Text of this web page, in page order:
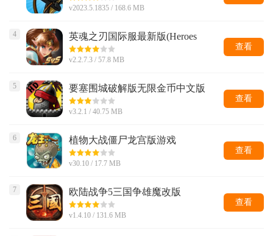
v2023.5.1835 / 168.6 MB
4
英魂之刃国际服最新版(Heroes
Evolved)
v2.2.7.3 / 57.8 MB
查看
5 要塞围城破解版无限金币中文版
v3.2.1 / 40.75 MB
查看
6 植物大战僵尸龙宫版游戏
v30.10 / 17.7 MB
查看
7 欧陆战争5三国争雄魔改版
v1.4.10 / 131.6 MB
查看